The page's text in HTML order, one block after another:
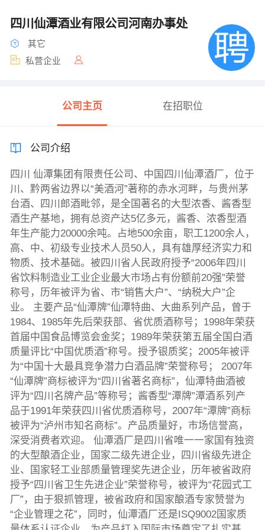
四川仙潭酒业有限公司河南办事处
其它
私营企业
公司主页 在招职位
公司介绍
四川 仙潭集团有限责任公司、中国四川仙潭酒厂，位于
川、黔两省边界以“美酒河”著称的赤水河畔，与贵州茅
台酒、四川郎酒毗邻，是全国著名的大型浓香、酱香型
酒生产基地，拥有总资产达5亿多元，酱香、浓香型酒
年生产能力20000余吨。占地500余亩，职工1200余人，
高、中、初级专业技术人员50人，具有雄厚经济实力和
物质、技术基础。被四川省人民政府授予“2006年四川
省饮料制造业工业企业最大市场占有份额前20强”荣誉
称号，历年被评为省、市“销售大户”、“纳税大户”企
业。 主要产品“仙潭牌”仙潭特曲、大曲系列产品，曾于
1984、1985年先后荣获部、省优质酒称号；1998年荣获
首届中国食品博览会金奖；1989年荣获第五届全国白酒
质量评比“中国优质酒”称号。授予银质奖；2005年被评
为“中国十大最具竞争潜力白酒品牌”荣誉称号； 2007年
“仙潭牌”商标被评为“四川省著名商标”，仙潭特曲酒被
评为“四川名牌产品”等称号；酱香型“潭牌”潭酒系列产
品于1991年荣获四川省优质酒称号，2007年“潭牌”商标
被评为“泸州市知名商标”。产品质量好，市场信誉高，
深受消费者欢迎。 仙潭酒厂是四川省唯一一家国有独资
的大型酿酒企业，国家二级先进企业，四川省级先进企
业、国家轻工业部质量管理奖先进企业，历年被省政府
授予“四川省卫生先进企业”荣誉称号，被评为“花园式工
厂”，由于狠抓管理，被省政府和国家酿酒专家赞誉为
“企业管理之花”，同时，仙潭酒厂还是ISQ9002国家质